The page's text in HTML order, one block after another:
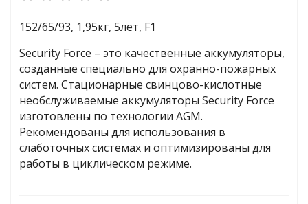
промышленности
152/65/93, 1,95кг, 5лет, F1
Security Force – это качественные аккумуляторы,
созданные специально для охранно-пожарных
систем. Стационарные свинцово-кислотные
необслуживаемые аккумуляторы Security Force
изготовлены по технологии AGM.
Рекомендованы для использования в
слаботочных системах и оптимизированы для
работы в циклическом режиме.